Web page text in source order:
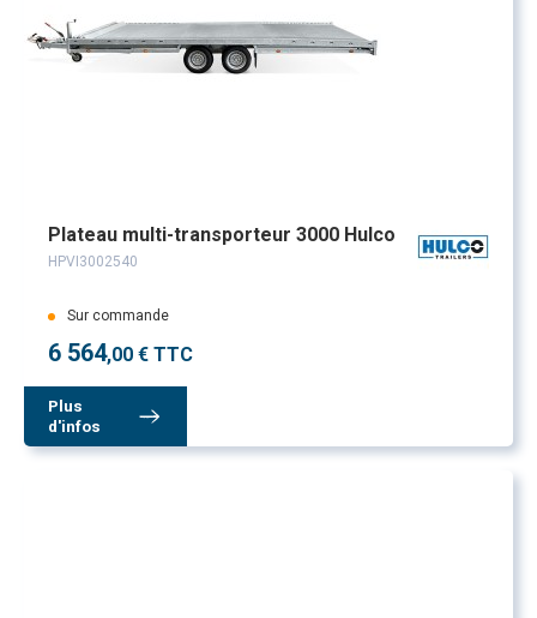
Plateau multi-transporteur 3000 Hulco
HPVI3002540
Sur commande
6 564,00 € TTC
Plus
d'infos